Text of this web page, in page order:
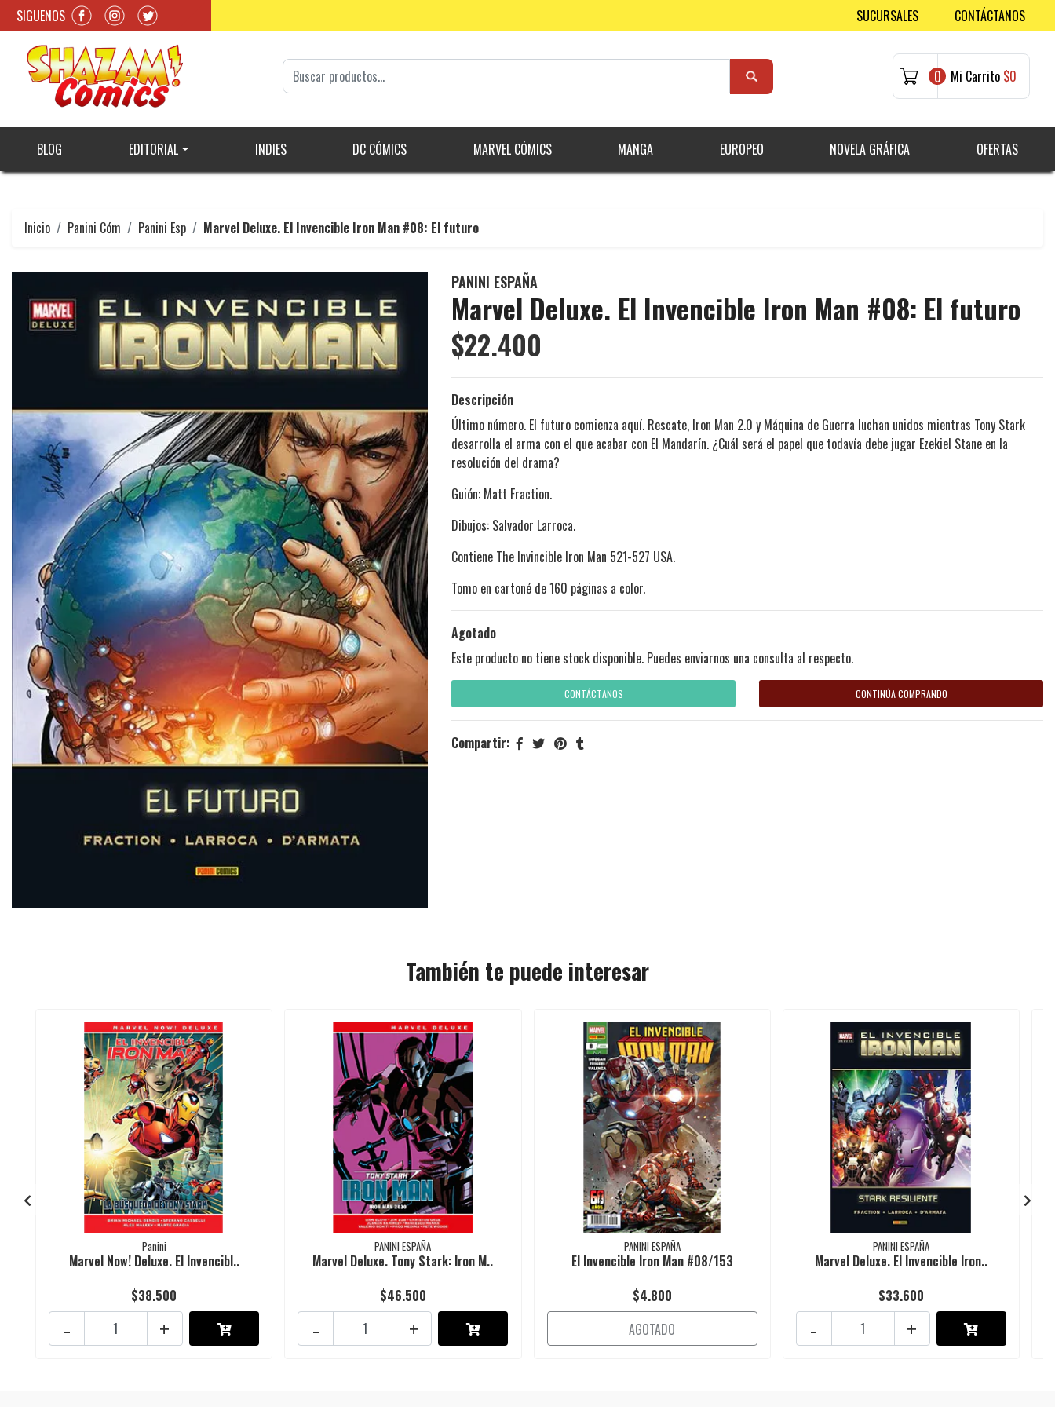
SIGUENOS SUCURSALES CONTÁCTANOS
0 Mi Carrito $0
BLOG EDITORIAL INDIES DC CÓMICS MARVEL CÓMICS MANGA EUROPEO NOVELA GRÁFICA OFERTAS
Inicio Panini Cóm Panini Esp Marvel Deluxe. El Invencible Iron Man #08: El futuro
PANINI ESPAÑA
Marvel Deluxe. El Invencible Iron Man #08: El futuro
$22.400
Descripción
Último número. El futuro comienza aquí. Rescate, Iron Man 2.0 y Máquina de Guerra luchan unidos mientras Tony Stark
desarrolla el arma con el que acabar con El Mandarín. ¿Cuál será el papel que todavía debe jugar Ezekiel Stane en la
resolución del drama?
Guión: Matt Fraction.
Dibujos: Salvador Larroca.
Contiene The Invincible Iron Man 521-527 USA.
Tomo en cartoné de 160 páginas a color.
Agotado
Este producto no tiene stock disponible. Puedes enviarnos una consulta al respecto.
CONTÁCTANOS CONTINÚA COMPRANDO
Compartir:
También te puede interesar
Panini
Marvel Now! Deluxe. El Invencibl..
$38.500
+
-
PANINI ESPAÑA
Marvel Deluxe. Tony Stark: Iron M..
$46.500
+
-
PANINI ESPAÑA
El Invencible Iron Man #08/153
$4.800
AGOTADO
PANINI ESPAÑA
Marvel Deluxe. El Invencible Iron..
$33.600
+
-